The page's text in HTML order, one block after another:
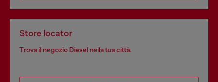
Store locator
Trova il negozio Diesel nella tua città.